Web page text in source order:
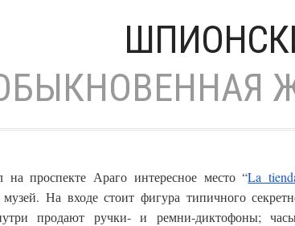
на проспекте Араго интересное место “La
На входе стоит фигура типичного
продают ручки- и ремни-диктофоны;